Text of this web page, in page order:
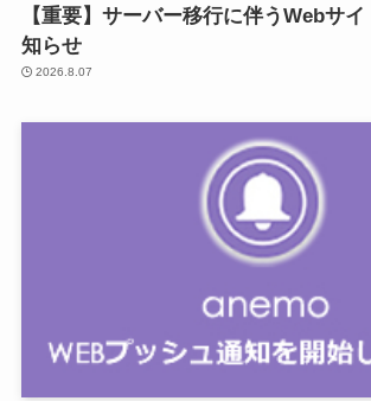
【重要】サーバー移行に伴うWebサ
知らせ
2026.8.07